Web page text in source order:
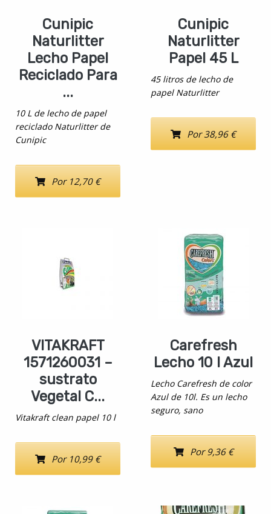
Cunipic
Naturlitter
Lecho Papel
Reciclado Para
...
10 L de lecho de papel
reciclado Naturlitter de
Cunipic
Por 12,70 €
Cunipic
Naturlitter
Papel 45 L
45 litros de lecho de
papel Naturlitter
Por 38,96 €
VITAKRAFT
1571260031 –
sustrato
Vegetal C...
Vitakraft clean papel 10 l
Por 10,99 €
Carefresh
Lecho 10 l Azul
Lecho Carefresh de color
Azul de 10l. Es un lecho
seguro, sano
Por 9,36 €